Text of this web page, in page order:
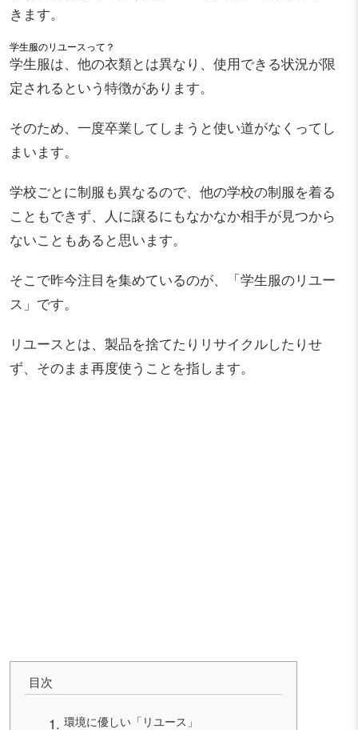
きます。
学生服のリユースって？
学生服は、他の衣類とは異なり、使用できる状況が限
定されるという特徴があります。
そのため、一度卒業してしまうと使い道がなくってし
まいます。
学校ごとに制服も異なるので、他の学校の制服を着る
こともできず、人に譲るにもなかなか相手が見つから
ないこともあると思います。
そこで昨今注目を集めているのが、「学生服のリユー
ス」です。
リユースとは、製品を捨てたりリサイクルしたりせ
ず、そのまま再度使うことを指します。
目次
環境に優しい「リユース」